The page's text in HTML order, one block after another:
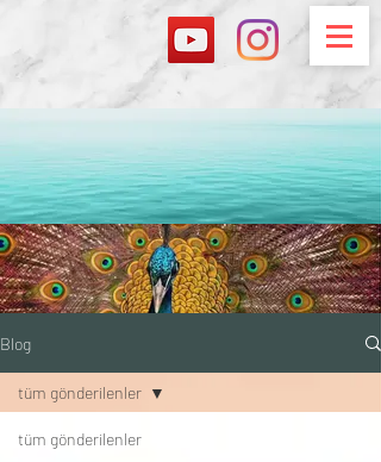
Blog
tüm gönderilenler
tüm gönderilenler